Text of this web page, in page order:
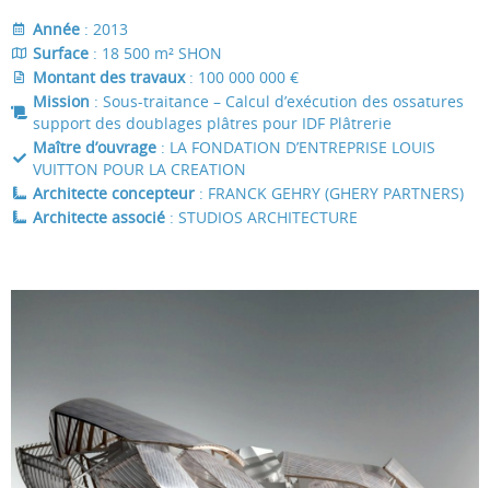
Année : 2013
Surface : 18 500 m² SHON
Montant des travaux : 100 000 000 €
Mission : Sous-traitance – Calcul d’exécution des ossatures
support des doublages plâtres pour IDF Plâtrerie
Maître d’ouvrage : LA FONDATION D’ENTREPRISE LOUIS
VUITTON POUR LA CREATION
Architecte concepteur : FRANCK GEHRY (GHERY PARTNERS)
Architecte associé : STUDIOS ARCHITECTURE